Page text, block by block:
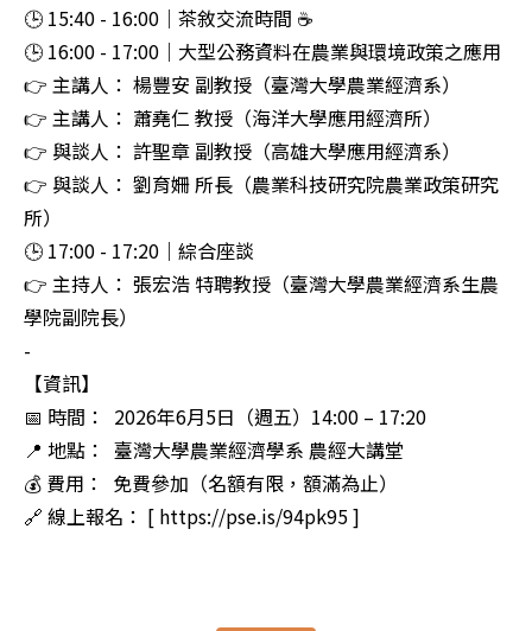
🕒 15:40 - 16:00｜茶敘交流時間 ☕
🕒 16:00 - 17:00｜大型公務資料在農業與環境政策之應用
👉 主講人： 楊豐安 副教授（臺灣大學農業經濟系）
👉 主講人： 蕭堯仁 教授（海洋大學應用經濟所）
👉 與談人： 許聖章 副教授（高雄大學應用經濟系）
👉 與談人： 劉育姍 所長（農業科技研究院農業政策研究
所）
🕒 17:00 - 17:20｜綜合座談
👉 主持人： 張宏浩 特聘教授（臺灣大學農業經濟系生農
學院副院長）
-
【資訊】
📅 時間：  2026年6月5日（週五）14:00 – 17:20
📍 地點：  臺灣大學農業經濟學系 農經大講堂
💰 費用：  免費參加（名額有限，額滿為止）
🔗 線上報名： [ https://pse.is/94pk95 ]